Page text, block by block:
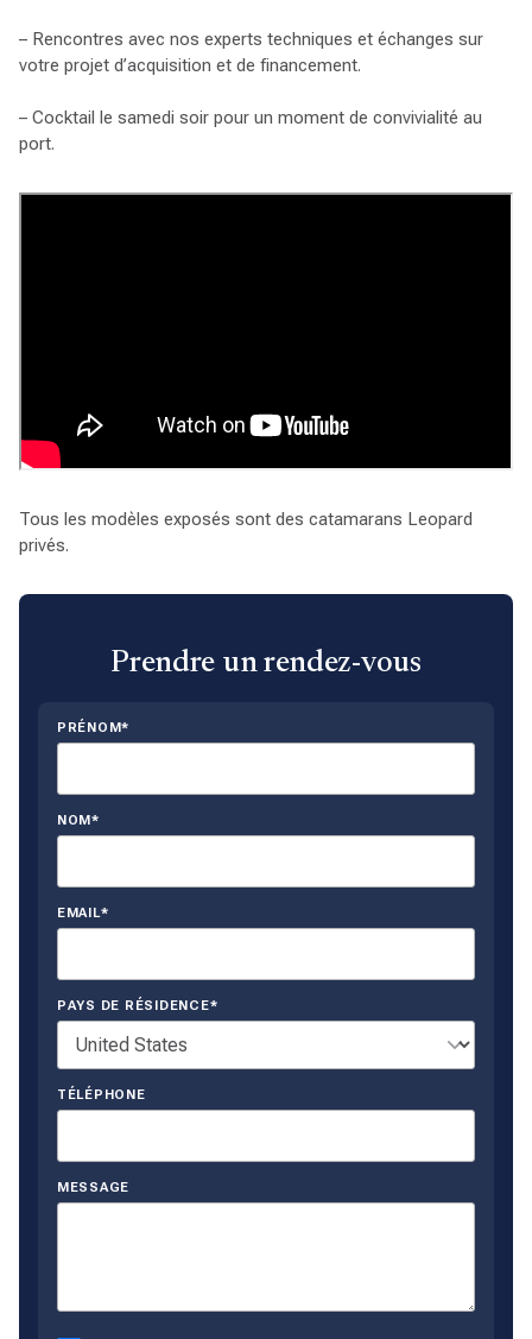
– Rencontres avec nos experts techniques et échanges sur
votre projet d’acquisition et de financement.
– Cocktail le samedi soir pour un moment de convivialité au
port.
Tous les modèles exposés sont des catamarans Leopard
privés.
Prendre un rendez-vous
PRÉNOM*
NOM*
EMAIL*
PAYS DE RÉSIDENCE*
TÉLÉPHONE
MESSAGE